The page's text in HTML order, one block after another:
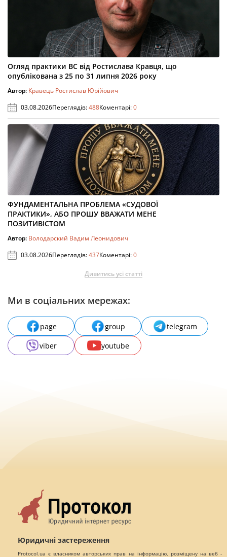
Огляд практики ВС від Ростислава Кравця, що
опублікована з 25 по 31 липня 2026 року
Автор: Кравець Ростислав Юрійович
03.08.2026Переглядів:488Коментарі:0
ФУНДАМЕНТАЛЬНА ПРОБЛЕМА «СУДОВОЇ
ПРАКТИКИ», АБО ПРОШУ ВВАЖАТИ МЕНЕ
ПОЗИТИВІСТОМ
Автор: Володарский Вадим Леонидович
03.08.2026Переглядів:437Коментарі:0
Дивитись усі статті
Ми в соціальних мережах:
page group
telegram
viber
youtube
Юридичні застереження
Protocol.ua є власником авторських прав на інформацію, розміщену на веб -